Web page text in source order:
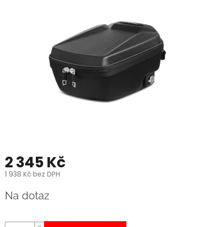
2 345 Kč
1 938 Kč bez DPH
cena:
Na dotaz